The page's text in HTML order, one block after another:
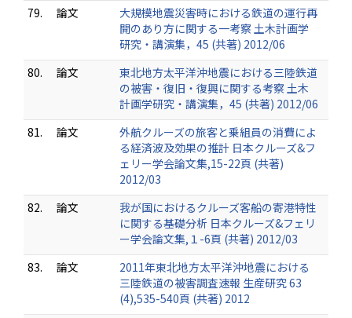
79.
論文
大規模地震災害時における鉄道の運行再
開のあり方に関する一考察 土木計画学
研究・講演集，45 (共著) 2012/06
80.
論文
東北地方太平洋沖地震における三陸鉄道
の被害・復旧・復興に関する考察 土木
計画学研究・講演集，45 (共著) 2012/06
81.
論文
外航クルーズの旅客と乗組員の消費によ
る経済波及効果の推計 日本クルーズ&フ
ェリー学会論文集,15-22頁 (共著)
2012/03
82.
論文
我が国におけるクルーズ客船の寄港特性
に関する基礎分析 日本クルーズ&フェリ
ー学会論文集,１-6頁 (共著) 2012/03
83.
論文
2011年東北地方太平洋沖地震における
三陸鉄道の被害調査速報 生産研究 63
(4),535-540頁 (共著) 2012